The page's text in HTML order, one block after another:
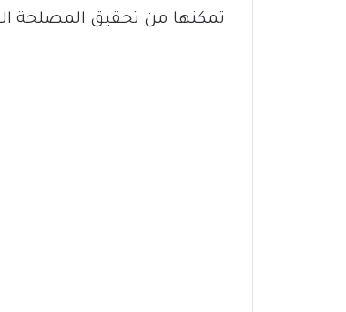
تمكنها من تحقيق المصلحة